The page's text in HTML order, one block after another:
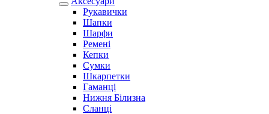
Рукавички
Шапки
Шарфи
Ремені
Кепки
Сумки
Шкарпетки
Гаманці
Нижня Білизна
Сланці